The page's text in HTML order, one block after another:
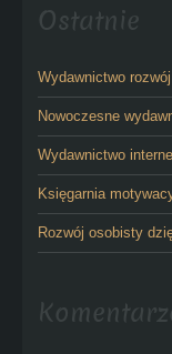
Ostatnie
Wydawnictwo
Nowoczesne
Wydawnictwo
Księgarnia
Rozwój osobisty